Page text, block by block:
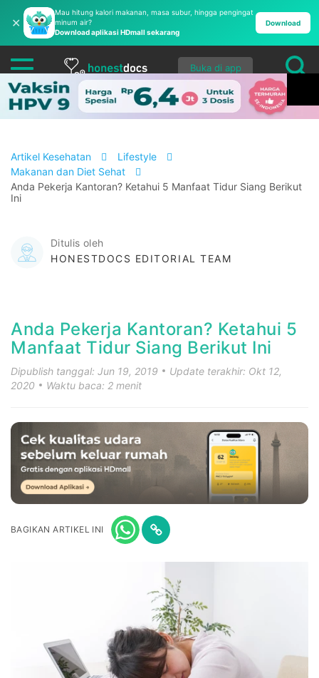
✕
Mau hitung kalori makanan, masa subur, hingga pengingat
minum air?
Download aplikasi HDmall sekarang
Download
Buka di app
Artikel Kesehatan
Lifestyle
Makanan dan Diet Sehat
Anda Pekerja Kantoran? Ketahui 5 Manfaat Tidur Siang Berikut
Ini
Ditulis oleh
HONESTDOCS EDITORIAL TEAM
Anda Pekerja Kantoran? Ketahui 5
Manfaat Tidur Siang Berikut Ini
Dipublish tanggal: Jun 19, 2019
Update terakhir: Okt 12,
2020
Waktu baca: 2 menit
BAGIKAN ARTIKEL INI